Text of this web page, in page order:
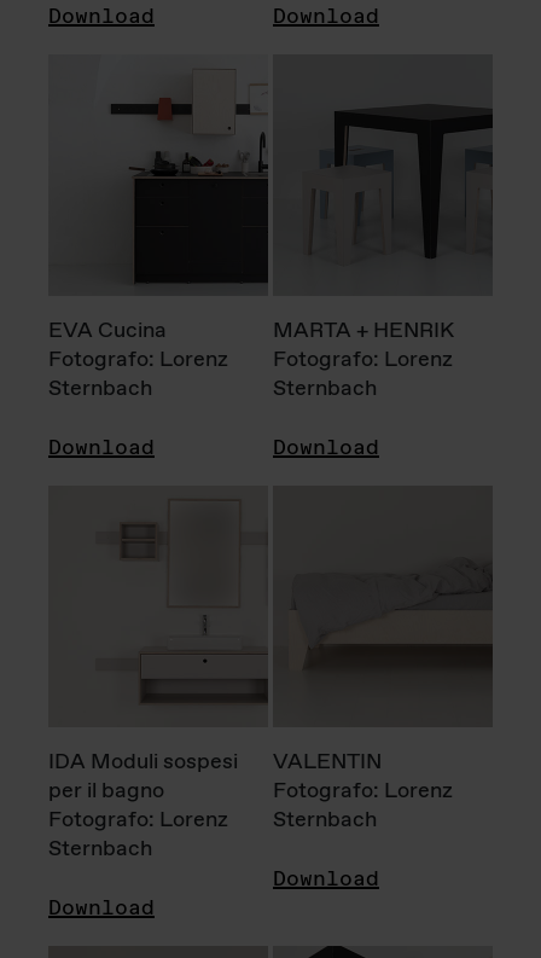
Download Download
EVA Cucina
Fotografo: Lorenz
Sternbach
Download
MARTA + HENRIK
Fotografo: Lorenz
Sternbach
Download
IDA Moduli sospesi
per il bagno
Fotografo: Lorenz
Sternbach
Download
VALENTIN
Fotografo: Lorenz
Sternbach
Download